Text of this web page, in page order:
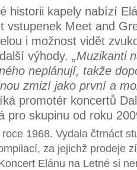
historii kapely nabízí
vstupenek Meet and
i možnost vidět
výhody. „Muzikanti
neplánují, takže
zmizí jako první a
promotér koncertů
pro skupinu od roku
1968. Vydala čtrnáct
za jejichž prodeje
Elánu na Letné si